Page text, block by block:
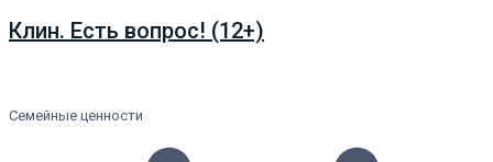
Клин. Есть вопрос! (12+)
Семейные ценности